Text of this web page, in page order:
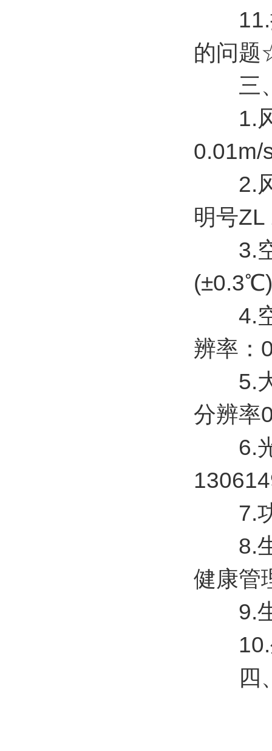
11.探
的问
三、
1.风
0.01m/
2.风
明号
3.空
4.空
辨率：
5.大
分辨率
6.光
7.功
8.生
健康管
9.生
10.
四、